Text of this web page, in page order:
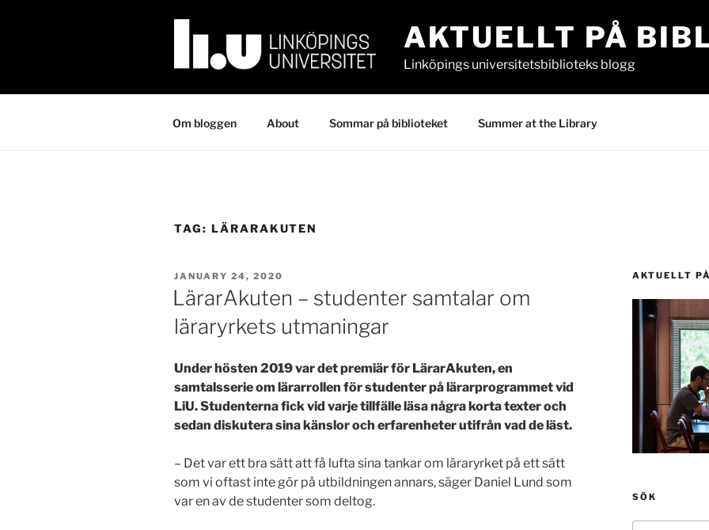
AKTUELLT PÅ
Linköpings universitetsbiblioteks blogg
Om bloggen About Sommar på biblioteket Summer at the Library
TAG: LÄRARAKUTEN
POSTED
ON
JANUARY 24, 2020
LärarAkuten – studenter samtalar om
läraryrkets utmaningar
Under hösten 2019 var det premiär för LärarAkuten, en
samtalsserie om lärarrollen för studenter på lärarprogrammet vid
LiU. Studenterna fick vid varje tillfälle läsa några korta texter och
sedan diskutera sina känslor och erfarenheter utifrån vad de läst.
– Det var ett bra sätt att få lufta sina tankar om läraryrket på ett sätt
som vi oftast inte gör på utbildningen annars, säger Daniel Lund som
var en av de studenter som deltog.
AKTUELLT
SÖK